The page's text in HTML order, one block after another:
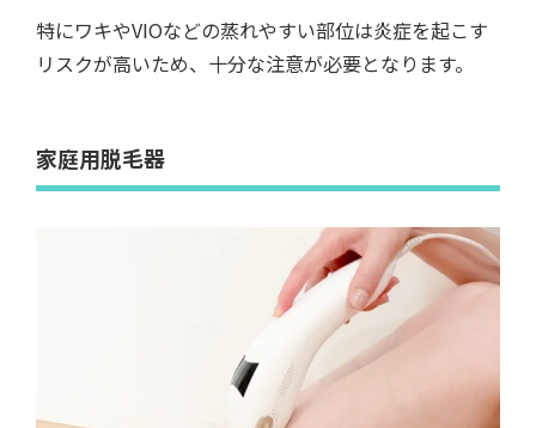
特にワキやVIOなどの蒸れやすい部位は炎症を起こす
リスクが高いため、十分な注意が必要となります。
家庭用脱毛器